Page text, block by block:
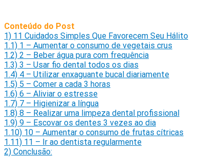
Conteúdo do Post
1) 11 Cuidados Simples Que Favorecem Seu Hálito
1.1) 1 – Aumentar o consumo de vegetais crus
1.2) 2 – Beber água pura com frequência
1.3) 3 – Usar fio dental todos os dias
1.4) 4 – Utilizar enxaguante bucal diariamente
1.5) 5 – Comer a cada 3 horas
1.6) 6 – Aliviar o estresse
1.7) 7 – Higienizar a língua
1.8) 8 – Realizar uma limpeza dental profissional
1.9) 9 – Escovar os dentes 3 vezes ao dia
1.10) 10 – Aumentar o consumo de frutas cítricas
1.11) 11 – Ir ao dentista regularmente
2) Conclusão: